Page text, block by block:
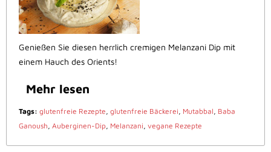
Genießen Sie diesen herrlich cremigen Melanzani Dip mit
einem Hauch des Orients!
Mehr lesen
Tags: glutenfreie Rezepte, glutenfreie Bäckerei, Mutabbal, Baba
Ganoush, Auberginen-Dip, Melanzani, vegane Rezepte